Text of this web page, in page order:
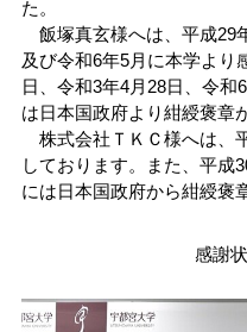
宇都宮大学の歴史
宇都宮大学歌
広報・刊行物
宇都宮大学発ベンチャー
留学生へのサポート
留学生・国際交流セン
国際交流協定締結校
峰ヶ丘地域貢献ファンド
大学院
保健管理センター
DE&I推進センター
ロボティクス・工農技
機器分析センター
教職センター
社会共創促進センター
宇大アカデミー生涯学
地域デザイン科学部附
国際学部附属施設
国際学部附属 多文化公
共同教育学部附属施設
オープンキャンパス
イベント情報
大学見学
入学料・授業料
大学の施設の利用につ
その他の施設案内
進学説明会・出前授業
TOP
データサイエンス経営
地域デザイン科学部出
国際学部 出前授業分野
教員への講演依頼
TOP
データサイエンス経営
地域デザイン科学部
教員に関する情報
インター
インター
受験生の方
た。
飯塚真玄様へは、平成29
及び令和6年5月に本学より
日、令和3年4月28日、令和
は日本国政府より紺綬褒章
株式会社ＴＫＣ様へは、
しております。また、平成
には日本国政府から紺綬褒
感謝